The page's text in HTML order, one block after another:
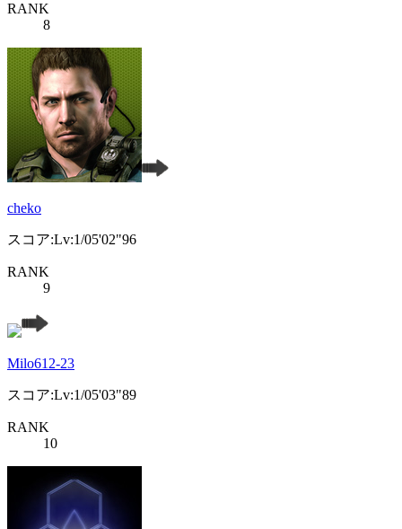
RANK
8
cheko
スコア:Lv:1/05'02"96
RANK
9
Milo612-23
スコア:Lv:1/05'03"89
RANK
10